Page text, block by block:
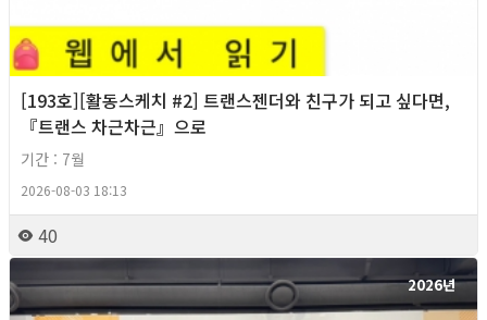
[193호][활동스케치 #2] 트랜스젠더와 친구가 되고 싶다면,
『트랜스 차근차근』으로
기간 : 7월
2026-08-03 18:13
40
2026년